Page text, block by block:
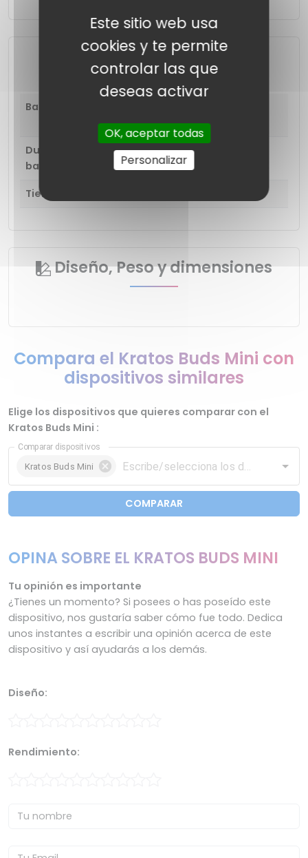
Energía y carga
Batería
carga
Duración de la
batería
10 horas
Tiempo de carga
Diseño, Peso y dimensiones
Compara el Kratos Buds Mini con
dispositivos similares
Elige los dispositivos que quieres comparar con el
Kratos Buds Mini :
Comparar dispositivos
Kratos Buds Mini
COMPARAR
OPINA SOBRE EL KRATOS BUDS MINI
Tu opinión es importante
¿Tienes un momento? Si posees o has poseído este
dispositivo, nos gustaría saber cómo fue todo. Dedica
unos instantes a escribir una opinión acerca de este
dispositivo y así ayudarás a los demás.
Diseño:
Rendimiento:
Este sitio web usa
cookies y te permite
controlar las que
deseas activar
OK, aceptar todas
Personalizar